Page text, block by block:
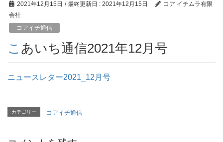
2021年12月15日 / 最終更新日 : 2021年12月15日
コア イチムラ有限
会社
コアイチ通信
こあいち通信2021年12月号
ニュースレター2021_12月号
カテゴリー コアイチ通信